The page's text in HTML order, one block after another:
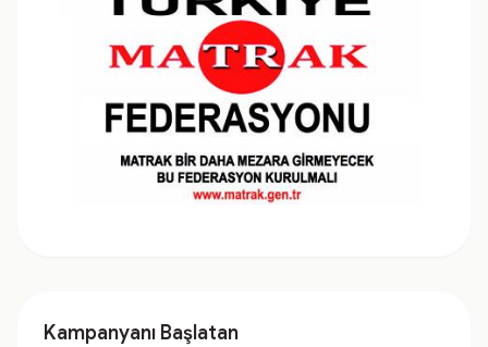
Kampanyanı Başlatan